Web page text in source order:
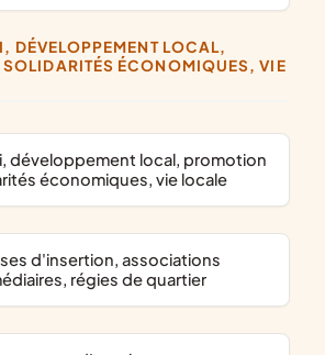
ÉCONOMIQUES, VIE
économiques, vie locale
régies de quartier